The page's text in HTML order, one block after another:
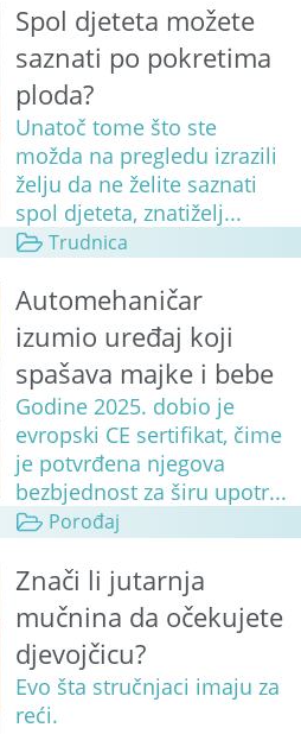
Spol djeteta možete
saznati po pokretima
ploda?
Unatoč tome što ste
možda na pregledu izrazili
želju da ne želite saznati
spol djeteta, znatiželj...
Trudnica
Automehaničar
izumio uređaj koji
spašava majke i bebe
Godine 2025. dobio je
evropski CE sertifikat, čime
je potvrđena njegova
bezbjednost za širu upotr...
Porođaj
Znači li jutarnja
mučnina da očekujete
djevojčicu?
Evo šta stručnjaci imaju za
reći.